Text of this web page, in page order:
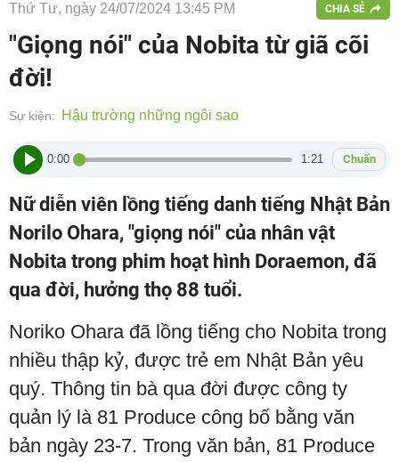
Thứ Tư, ngày 24/07/2024 13:45 PM CHIA SẺ
"Giọng nói" của Nobita từ giã cõi
đời!
Sự kiện: Hậu trường những ngôi sao
0:00 1:21 Chuẩn
Nữ diễn viên lồng tiếng danh tiếng Nhật Bản
Norilo Ohara, "giọng nói" của nhân vật
Nobita trong phim hoạt hình Doraemon, đã
qua đời, hưởng thọ 88 tuổi.
Noriko Ohara đã lồng tiếng cho Nobita trong
nhiều thập kỷ, được trẻ em Nhật Bản yêu
quý. Thông tin bà qua đời được công ty
quản lý là 81 Produce công bố bằng văn
bản ngày 23-7. Trong văn bản, 81 Produce